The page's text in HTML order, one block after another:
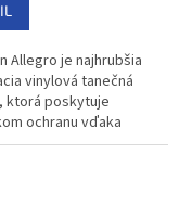
Allegro je najhrubšia
vinylová tanečná
ktorá poskytuje
ochranu vďaka
bodovej